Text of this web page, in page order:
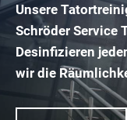
Unsere
Schröder Service
Desinfizieren
wir die